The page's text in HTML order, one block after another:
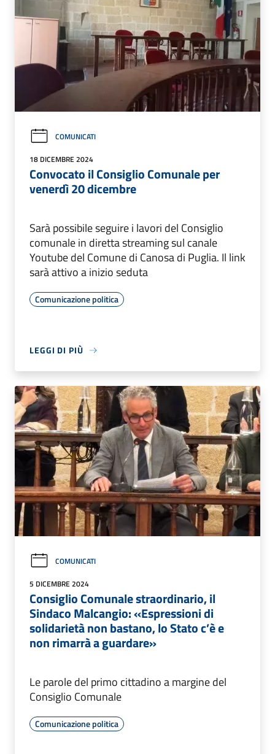
COMUNICATI
18 DICEMBRE 2024
Convocato il Consiglio Comunale per
venerdì 20 dicembre
Sarà possibile seguire i lavori del Consiglio
comunale in diretta streaming sul canale
Youtube del Comune di Canosa di Puglia. Il link
sarà attivo a inizio seduta
Comunicazione politica
LEGGI DI PIÙ
COMUNICATI
5 DICEMBRE 2024
Consiglio Comunale straordinario, il
Sindaco Malcangio: «Espressioni di
solidarietà non bastano, lo Stato c’è e
non rimarrà a guardare»
Le parole del primo cittadino a margine del
Consiglio Comunale
Comunicazione politica